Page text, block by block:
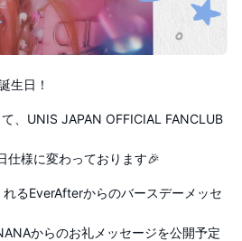
生日！
、UNIS JAPAN OFFICIAL FANCLUB
仕様に変わっております🎉
るEverAfterからのバースデーメッセ
からのお礼メッセージを公開予定